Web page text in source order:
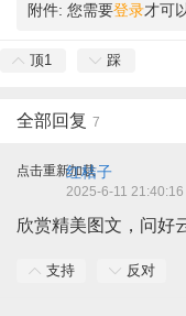
附件: 您需要登录才可
顶1 踩
全部回复 7
点击重新加载
红桔子
2025-6-11 21:40:16
欣赏精美图文，问好
支持 反对